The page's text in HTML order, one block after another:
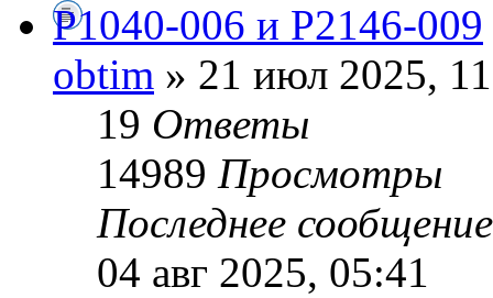
P1040-006 и P2146-009
obtim » 21 июл 2025,
19 Ответы
14989 Просмотры
Последнее
04 авг 2025, 05:41